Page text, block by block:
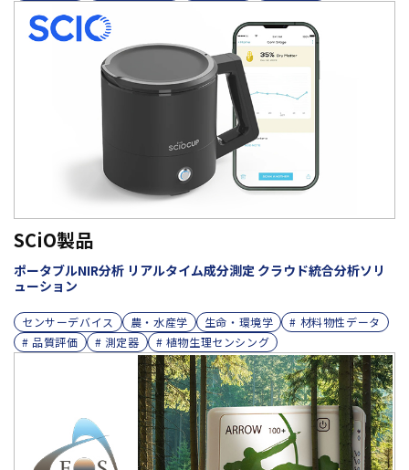
SCiO製品
ポータブルNIR分析 リアルタイム成分測定 クラウド統合分析ソリ
ューション
センサーデバイス 農・水産学 生命・環境学
# 材料物性データ
# 品質評価
# 測定器 # 植物生理センシング